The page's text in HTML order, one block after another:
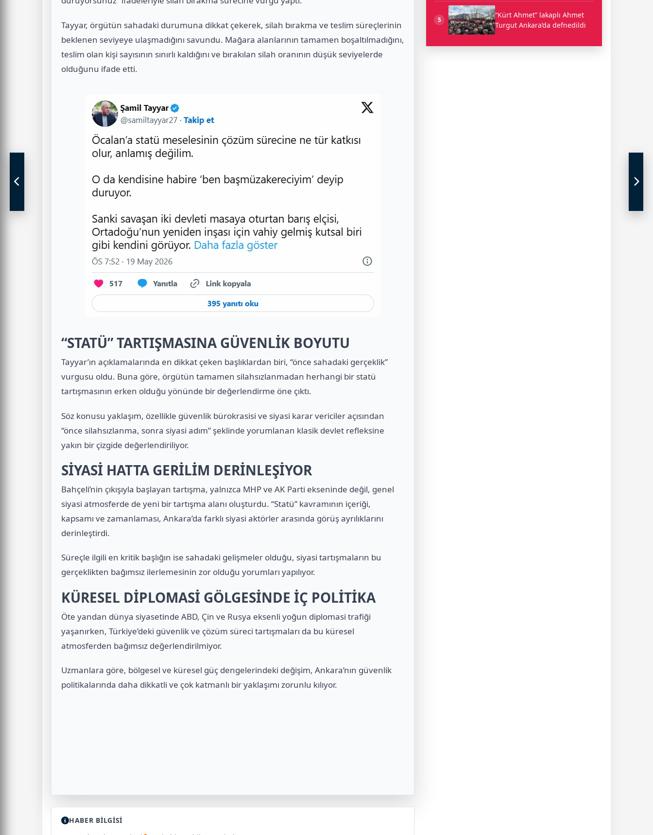
Tayyar, örgütün sahadaki durumuna dikkat çekerek, silah bırakma ve teslim süreçlerinin
beklenen seviyeye ulaşmadığını savundu. Mağara alanlarının tamamen boşaltılmadığını,
teslim olan kişi sayısının sınırlı kaldığını ve bırakılan silah oranının düşük seviyelerde
olduğunu ifade etti.
“STATÜ” TARTIŞMASINA GÜVENLİK BOYUTU
Tayyar’ın açıklamalarında en dikkat çeken başlıklardan biri, “önce sahadaki gerçeklik”
vurgusu oldu. Buna göre, örgütün tamamen silahsızlanmadan herhangi bir statü
tartışmasının erken olduğu yönünde bir değerlendirme öne çıktı.
Söz konusu yaklaşım, özellikle güvenlik bürokrasisi ve siyasi karar vericiler açısından
“önce silahsızlanma, sonra siyasi adım” şeklinde yorumlanan klasik devlet refleksine
yakın bir çizgide değerlendiriliyor.
SİYASİ HATTA GERİLİM DERİNLEŞİYOR
Bahçeli’nin çıkışıyla başlayan tartışma, yalnızca MHP ve AK Parti ekseninde değil, genel
siyasi atmosferde de yeni bir tartışma alanı oluşturdu. “Statü” kavramının içeriği,
kapsamı ve zamanlaması, Ankara’da farklı siyasi aktörler arasında görüş ayrılıklarını
derinleştirdi.
Süreçle ilgili en kritik başlığın ise sahadaki gelişmeler olduğu, siyasi tartışmaların bu
gerçeklikten bağımsız ilerlemesinin zor olduğu yorumları yapılıyor.
KÜRESEL DİPLOMASİ GÖLGESİNDE İÇ POLİTİKA
Öte yandan dünya siyasetinde ABD, Çin ve Rusya eksenli yoğun diplomasi trafiği
yaşanırken, Türkiye’deki güvenlik ve çözüm süreci tartışmaları da bu küresel
atmosferden bağımsız değerlendirilmiyor.
Uzmanlara göre, bölgesel ve küresel güç dengelerindeki değişim, Ankara’nın güvenlik
politikalarında daha dikkatli ve çok katmanlı bir yaklaşımı zorunlu kılıyor.
HABER BİLGİSİ
5
“Kürt Ahmet” lakaplı Ahmet
Turgut Ankara’da defnedildi